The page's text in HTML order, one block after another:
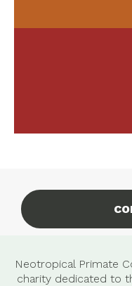
Neotropical Primate
charity dedicated to